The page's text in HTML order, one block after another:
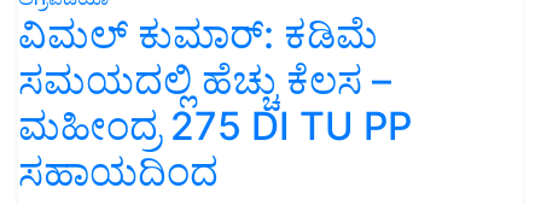
ವಿಮಲ್ ಕುಮಾರ್: ಕಡಿಮೆ
ಸಮಯದಲ್ಲಿ ಹೆಚ್ಚು ಕೆಲಸ –
ಮಹೀಂದ್ರ 275 DI TU PP
ಸಹಾಯದಿಂದ